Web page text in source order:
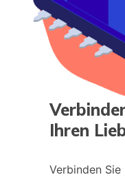
Ihren
Verbinden Sie